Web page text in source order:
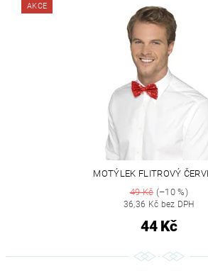
AKCE
MOTÝLEK FLITROVÝ
49 Kč(–10 %)
36,36 Kč bez DPH
44 Kč